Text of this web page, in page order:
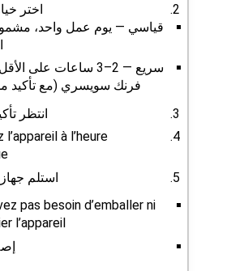
اختر
قياسي — يوم عمل واحد،
فرنك سويسري (مع تأكيد
انتظر
à l’heure
استلم
pas besoin d’emballer ni
l’appareil.